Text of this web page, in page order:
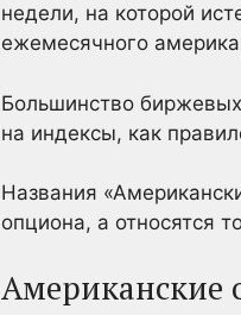
недели, на которой
ежемесячного
Большинство
на индексы, как
Названия
опциона, а относятся
Американские